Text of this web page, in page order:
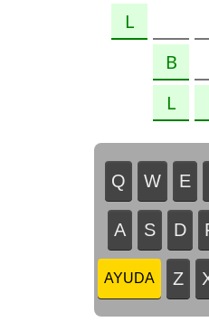
Q W E
A S D
AYUDA Z